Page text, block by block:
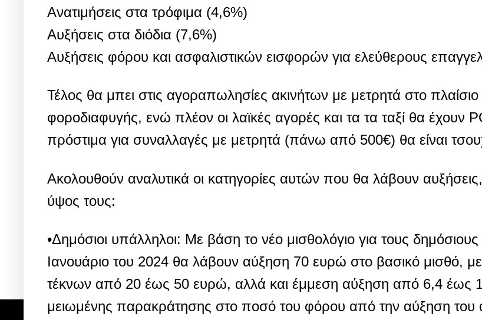
Ανατιμήσεις στα τρόφιμα (4,6%)
Αυξήσεις στα διόδια (7,6%)
Αυξήσεις φόρου και ασφαλιστικών εισφορών για ελεύθερους
Τέλος θα μπει στις αγοραπωλησίες ακινήτων με μετρητά στο
φοροδιαφυγής, ενώ πλέον οι λαϊκές αγορές και τα τα ταξί θα έχουν
πρόστιμα για συναλλαγές με μετρητά (πάνω από 500€) θα είναι
Ακολουθούν αναλυτικά οι κατηγορίες αυτών που θα λάβουν
ύψος τους:
•Δημόσιοι υπάλληλοι: Με βάση το νέο μισθολόγιο για τους
Ιανουάριο του 2024 θα λάβουν αύξηση 70 ευρώ στο βασικό μισθό,
τέκνων από 20 έως 50 ευρώ, αλλά και έμμεση αύξηση από 6,4 έως
μειωμένης παρακράτησης στο ποσό του φόρου από την αύξηση του